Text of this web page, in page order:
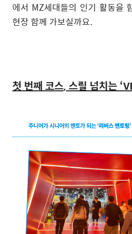
에서 MZ세대들의 인기 활동을
현장 함께 가보실까요.
첫 번째 코스,스릴 넘치는